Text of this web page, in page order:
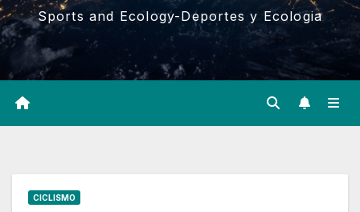
Sports and Ecology-Deportes y Ecologia
CICLISMO